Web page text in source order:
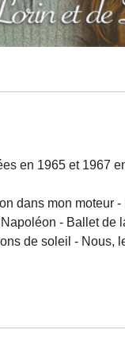
en 1965 et
dans mon
Napoléon - Ballet
de soleil -